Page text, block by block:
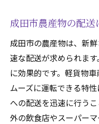
成田市農産物の配
成田市の農産物は、新
速な配送が求められま
に効果的です。軽貨物
ムーズに運転できる特
への配送を迅速に行う
外の飲食店やスーパー